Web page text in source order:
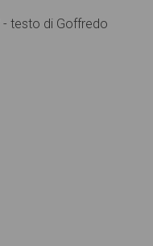
- testo di Goffredo